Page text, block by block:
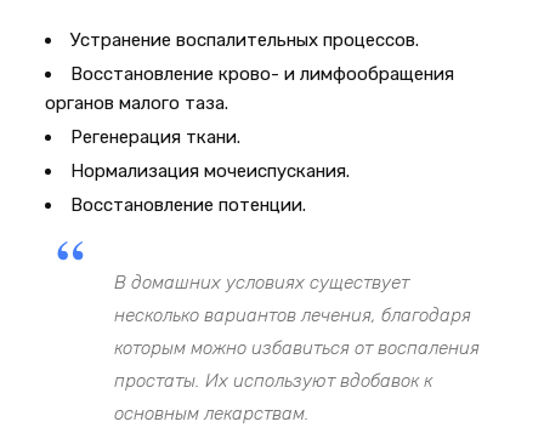
Устранение воспалительных процессов.
Восстановление крово- и лимфообращения
органов малого таза.
Регенерация ткани.
Нормализация мочеиспускания.
Восстановление потенции.
В домашних условиях существует
несколько вариантов лечения, благодаря
которым можно избавиться от воспаления
простаты. Их используют вдобавок к
основным лекарствам.